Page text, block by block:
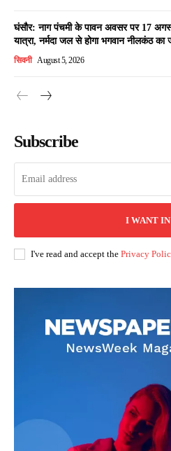
घंसौर: नाग पंचमी के पावन अवसर पर 17
यात्रा, नर्मदा जल से होगा भगवान नीलकंठ का
सिवनी August 5, 2026
Subscribe
I WANT IN
I've read and accept the Privacy